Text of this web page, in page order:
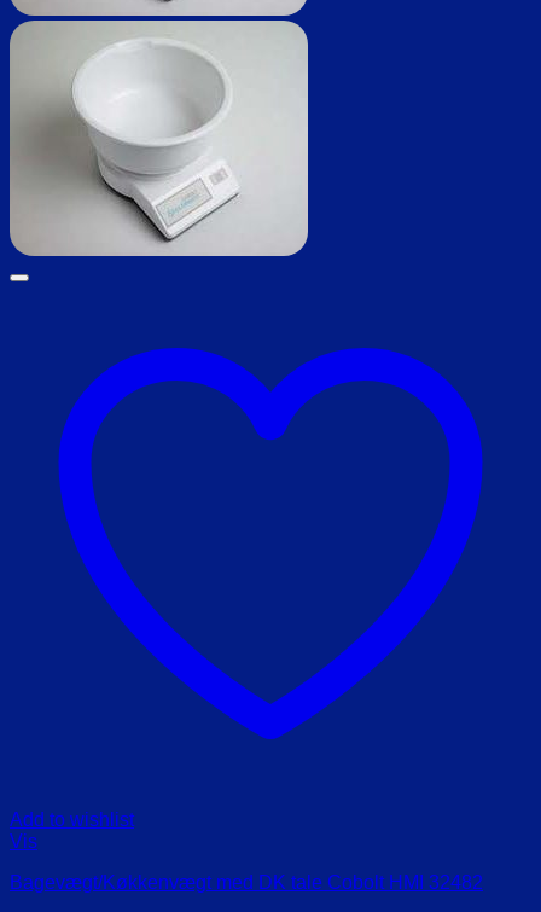
Add to wishlist
Vis
Bagevægt/Køkkenvægt med DK tale Cobolt HMI 32482